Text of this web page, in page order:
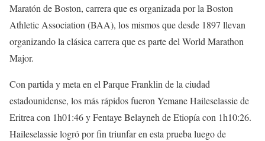
Maratón de Boston, carrera que es organizada por la Boston
Athletic Association (BAA), los mismos que desde 1897 llevan
organizando la clásica carrera que es parte del World Marathon
Major.
Con partida y meta en el Parque Franklin de la ciudad
estadounidense, los más rápidos fueron Yemane Haileselassie de
Eritrea con 1h01:46 y Fentaye Belayneh de Etiopía con 1h10:26.
Haileselassie logró por fin triunfar en esta prueba luego de